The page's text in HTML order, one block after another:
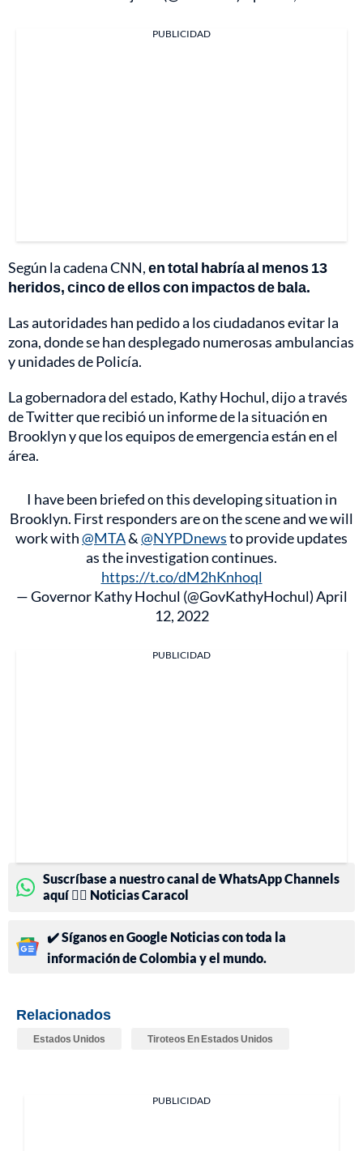
PUBLICIDAD
Según la cadena CNN,en total habría al menos 13
heridos, cinco de ellos con impactos de bala.
Las autoridades han pedido a los ciudadanos evitar la
zona, donde se han desplegado numerosas ambulancias
y unidades de Policía.
La gobernadora del estado, Kathy Hochul, dijo a través
de Twitter que recibió un informe de la situación en
Brooklyn y que los equipos de emergencia están en el
área.
I have been briefed on this developing situation in
Brooklyn. First responders are on the scene and we will
work with@MTA&@NYPDnewsto provide updates
as the investigation continues.
https://t.co/dM2hKnhoql
— Governor Kathy Hochul (@GovKathyHochul)April
12, 2022
PUBLICIDAD
Suscríbase a nuestro canal de WhatsApp Channels
aquí 👉🏻 Noticias Caracol
✔️ Síganos en Google Noticias con toda la
información de Colombia y el mundo.
Relacionados
Estados Unidos Tiroteos En Estados Unidos
PUBLICIDAD